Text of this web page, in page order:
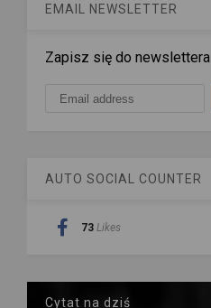
EMAIL NEWSLETTER
Zapisz się do newslettera
AUTO SOCIAL COUNTER
73 Likes
Cytat na dziś